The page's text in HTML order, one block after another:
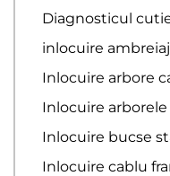
Diagnosticul
inlocuire ambreiaj
Inlocuire arbore
Inlocuire
Inlocuire bucse
Inlocuire cablu